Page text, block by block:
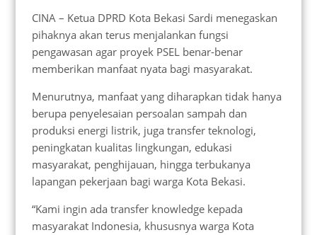
CINA – Ketua DPRD Kota Bekasi Sardi menegaskan
pihaknya akan terus menjalankan fungsi
pengawasan agar proyek PSEL benar-benar
memberikan manfaat nyata bagi masyarakat.
Menurutnya, manfaat yang diharapkan tidak hanya
berupa penyelesaian persoalan sampah dan
produksi energi listrik, juga transfer teknologi,
peningkatan kualitas lingkungan, edukasi
masyarakat, penghijauan, hingga terbukanya
lapangan pekerjaan bagi warga Kota Bekasi.
“Kami ingin ada transfer knowledge kepada
masyarakat Indonesia, khususnya warga Kota